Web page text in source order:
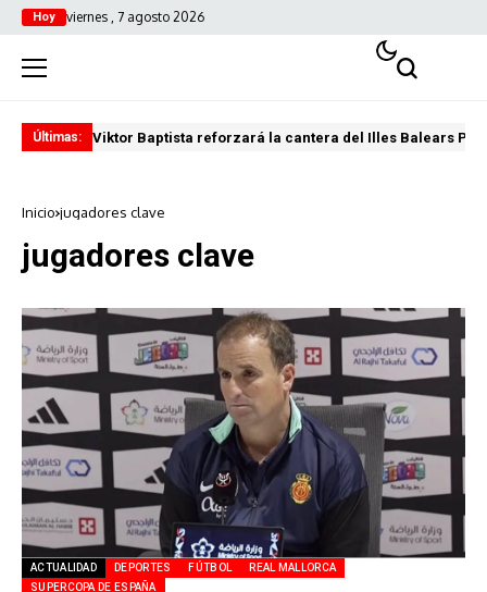
Hoy viernes , 7 agosto 2026
Últimas: Viktor Baptista reforzará la cantera del Illes Balears
Inicio jugadores clave
jugadores clave
ACTUALIDAD DEPORTES FÚTBOL
REAL MALLORCA
SUPERCOPA DE ESPAÑA